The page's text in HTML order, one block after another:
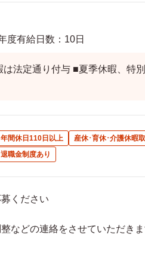
度有給日数：10日
法定通り付与 ■夏季休暇、特
年間休日110日以上
産休･育休･介護休暇
退職金制度あり
ください
などの連絡をさせていただき